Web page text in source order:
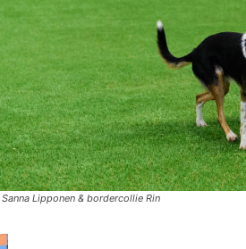
Lipponen & bordercollie Rin